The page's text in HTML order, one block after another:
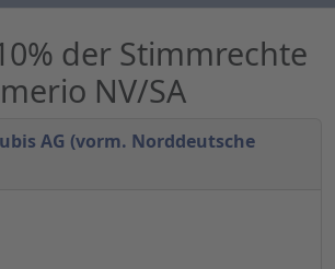
der Stimmrechte
NV/SA
AG (vorm. Norddeutsche